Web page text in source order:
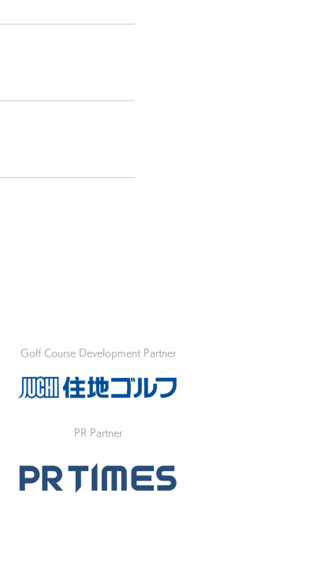
Golf Course Development Partner
PR Partner